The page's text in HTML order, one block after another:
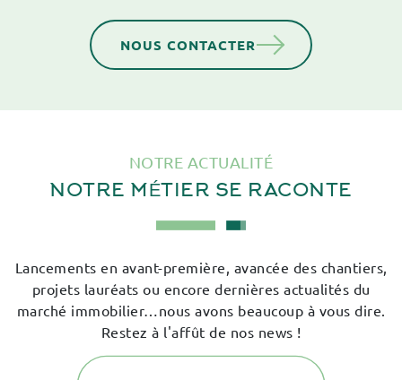
NOUS CONTACTER
NOTRE ACTUALITÉ
NOTRE MÉTIER SE RACONTE
Lancements en avant-première, avancée des chantiers,
projets lauréats ou encore dernières actualités du
marché immobilier…nous avons beaucoup à vous dire.
Restez à l'affût de nos news !